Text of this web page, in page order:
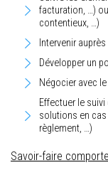
facturation, …)
contentieux, …)
Intervenir
Développer un
Négocier avec
Effectuer le
solutions en
règlement, …)
Savoir-faire